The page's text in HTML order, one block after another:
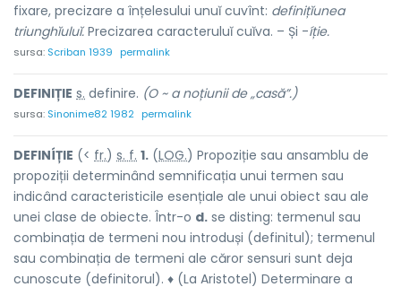
fixare, precizare a înțelesului unuĭ cuvînt: definițĭunea
triunghĭuluĭ. Precizarea caracteruluĭ cuĭva. – Și -íție.
sursa: Scriban 1939 permalink
DEFINIȚIE s. definire. (O ~ a noțiunii de „casă”.)
sursa: Sinonime82 1982 permalink
DEFINÍȚIE (< fr.) s. f. 1. (LOG.) Propoziție sau ansamblu de
propoziții determinând semnificația unui termen sau
indicând caracteristicile esențiale ale unui obiect sau ale
unei clase de obiecte. Într-o d. se disting: termenul sau
combinația de termeni nou introduși (definitul); termenul
sau combinația de termeni ale căror sensuri sunt deja
cunoscute (definitorul). ♦ (La Aristotel) Determinare a